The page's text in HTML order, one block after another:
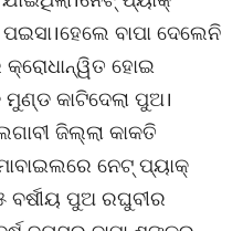
ବାପା ଦେଲେନି
କ୍ରୋଧାନ୍ୱିତ ହୋଇ
କାଟିଦେଲା ପୁଅ।
ଜିଲ୍ଲା କାକତି
ନେଟ୍ ପ୍ୟାକ୍
ବର୍ଷୀୟ ପୁଅ ରଘୁବୀର